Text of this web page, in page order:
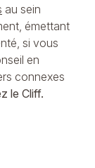
au sein
émettant
si vous
en
connexes
le Cliff.